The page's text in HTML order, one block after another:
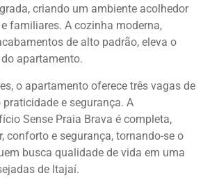
criando um ambiente acolhedor
familiares. A cozinha moderna,
de alto padrão, eleva o
apartamento.
o apartamento oferece três vagas de
e segurança. A
Sense Praia Brava é completa,
conforto e segurança, tornando-se o
busca qualidade de vida em uma
de Itajaí.